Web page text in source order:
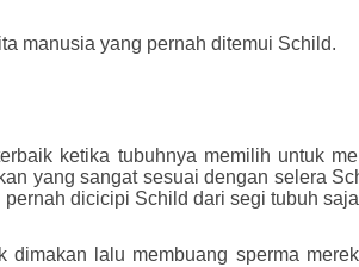
manusia yang pernah ditemui Schild.
ketika tubuhnya memilih untuk
yang sangat sesuai dengan selera
dicicipi Schild dari segi tubuh
lalu membuang sperma